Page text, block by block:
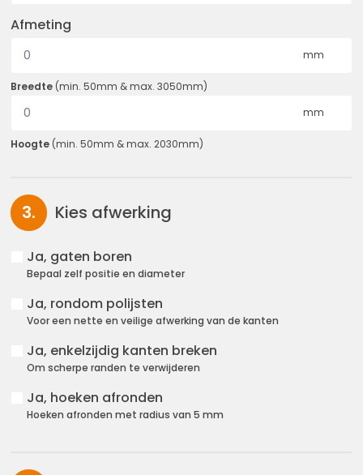
Afmeting
mm
Breedte (min.50mm &max.3050mm)
mm
Hoogte (min.50mm &max. 2030mm)
Kies afwerking
Ja, gaten boren
Bepaal zelf positie en diameter
Ja, rondom polijsten
Voor een nette en veilige afwerking van de kanten
Ja, enkelzijdig kanten breken
Om scherpe randen te verwijderen
Ja, hoeken afronden
Hoeken afronden met radius van 5 mm